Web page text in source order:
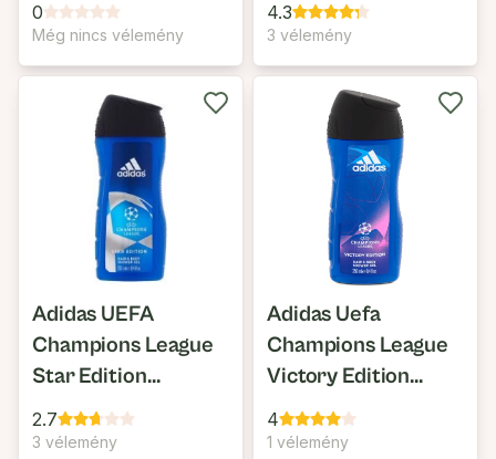
0
Még nincs vélemény
4.3
3 vélemény
Adidas UEFA
Champions League
Star Edition
Tusfürdő & Sampon
2.7
3 vélemény
Adidas Uefa
Champions League
Victory Edition
Tusfürdő
4
1 vélemény